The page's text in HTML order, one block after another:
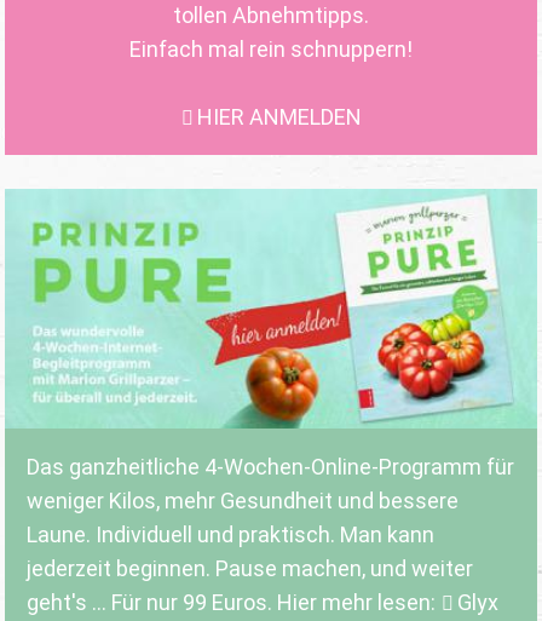
tollen Abnehmtipps.
Einfach mal rein schnuppern!
HIER ANMELDEN
Das ganzheitliche 4-Wochen-Online-Programm für
weniger Kilos, mehr Gesundheit und bessere
Laune. Individuell und praktisch. Man kann
jederzeit beginnen. Pause machen, und weiter
geht's ... Für nur 99 Euros. Hier mehr lesen:
Glyx